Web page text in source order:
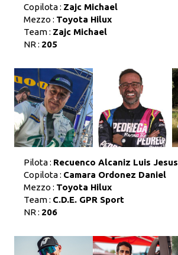
Copilota : Zajc Michael
Mezzo : Toyota Hilux
Team : Zajc Michael
NR : 205
Pilota : Recuenco Alcaniz Luis Jesus
Copilota : Camara Ordonez Daniel
Mezzo : Toyota Hilux
Team : C.D.E. GPR Sport
NR : 206